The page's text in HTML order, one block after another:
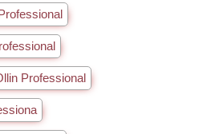
Professional